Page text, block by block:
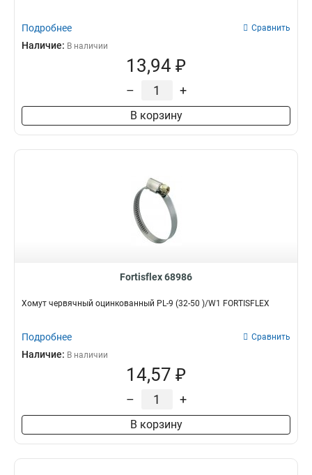
Подробнее Сравнить
Наличие: В наличии
13,94 ₽
– +
В корзину
Fortisflex 68986
Хомут червячный оцинкованный PL-9 (32-50 )/W1 FORTISFLEX
Подробнее Сравнить
Наличие: В наличии
14,57 ₽
– +
В корзину